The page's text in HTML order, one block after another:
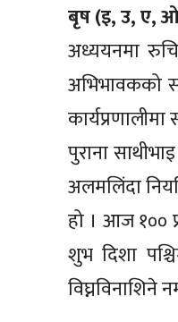
बृष (इ, उ, ए,
अध्ययनमा
अभिभावकको
पुराना
अलमलिंदा
हो । आज १००
शुभ दिशा
विघ्नविनाशिने